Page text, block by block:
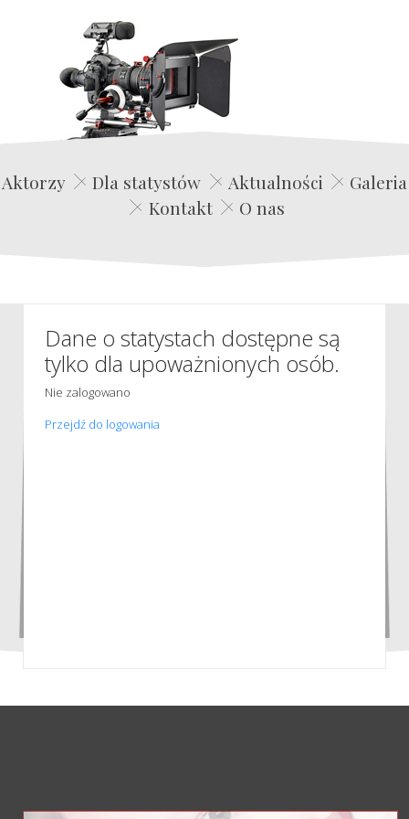
Edwin Film Agencja Aktorska
Aktorzy Dla statystów Aktualności
Galeria
Kontakt
O nas
Dane o statystach dostępne są
tylko dla upoważnionych osób.
Nie zalogowano
Przejdź do logowania